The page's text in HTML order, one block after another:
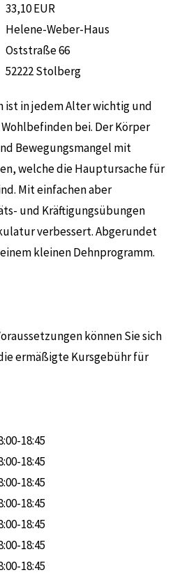
33,10 EUR
Helene-Weber-Haus
Oststraße 66
52222 Stolberg
ist in jedem Alter wichtig und
bei. Der Körper
Bewegungsmangel mit
welche die Hauptursache für
Mit einfachen aber
und Kräftigungsübungen
verbessert. Abgerundet
kleinen Dehnprogramm.
können Sie sich
ermäßigte Kursgebühr für
18:45
18:45
18:45
18:45
18:45
18:45
18:45